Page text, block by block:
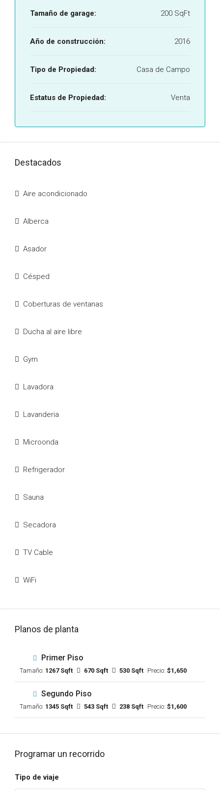
Tamaño de garage: 200 SqFt
Año de construcción: 2016
Tipo de Propiedad: Casa de Campo
Estatus de Propiedad: Venta
Destacados
Aire acondicionado
Alberca
Asador
Césped
Coberturas de ventanas
Ducha al aire libre
Gym
Lavadora
Lavanderia
Microonda
Refrigerador
Sauna
Secadora
TV Cable
WiFi
Planos de planta
Primer Piso
Tamaño: 1267 Sqft 670 Sqft 530 Sqft Precio: $1,650
Segundo Piso
Tamaño: 1345 Sqft 543 Sqft 238 Sqft Precio: $1,600
Programar un recorrido
Tipo de viaje